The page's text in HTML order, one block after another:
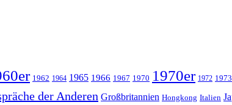
1962 1964 1965 1966 1967 1970 1970er 1972 1973
der Anderen Großbritannien Hongkong Italien